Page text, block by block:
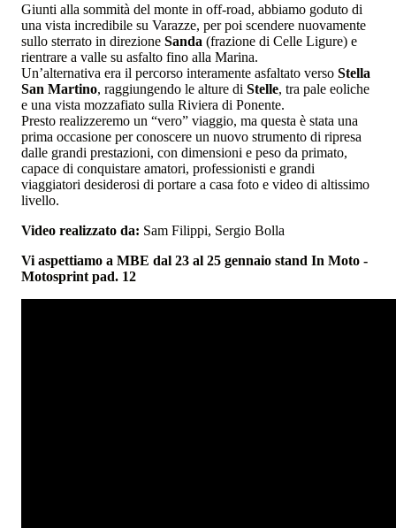
Giunti alla sommità del monte in off-road, abbiamo goduto di
una vista incredibile su Varazze, per poi scendere nuovamente
sullo sterrato in direzione Sanda (frazione di Celle Ligure) e
rientrare a valle su asfalto fino alla Marina.
Un’alternativa era il percorso interamente asfaltato verso Stella
San Martino, raggiungendo le alture di Stelle, tra pale eoliche
e una vista mozzafiato sulla Riviera di Ponente.
Presto realizzeremo un “vero” viaggio, ma questa è stata una
prima occasione per conoscere un nuovo strumento di ripresa
dalle grandi prestazioni, con dimensioni e peso da primato,
capace di conquistare amatori, professionisti e grandi
viaggiatori desiderosi di portare a casa foto e video di altissimo
livello.
Video realizzato da: Sam Filippi, Sergio Bolla
Vi aspettiamo a MBE dal 23 al 25 gennaio stand In Moto -
Motosprint pad. 12